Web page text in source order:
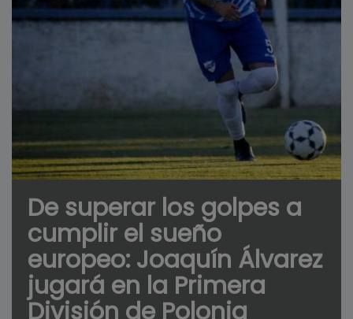
De superar los golpes a
cumplir el sueño
europeo: Joaquín Álvarez
jugará en la Primera
División de Polonia